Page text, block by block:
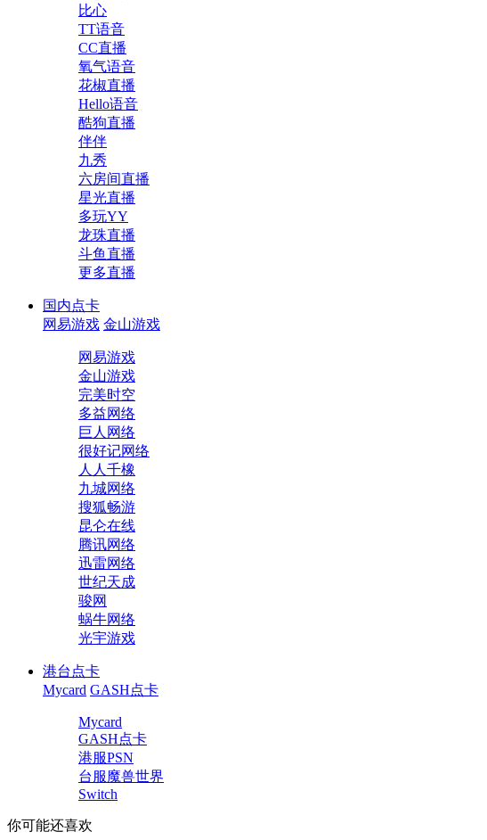
比心
TT语音
CC直播
氧气语音
花椒直播
Hello语音
酷狗直播
伴伴
九秀
六房间直播
星光直播
多玩YY
龙珠直播
斗鱼直播
更多直播
国内点卡
网易游戏 金山游戏
网易游戏
金山游戏
完美时空
多益网络
巨人网络
很好记网络
人人千橡
九城网络
搜狐畅游
昆仑在线
腾讯网络
迅雷网络
世纪天成
骏网
蜗牛网络
光宇游戏
港台点卡
Mycard GASH点卡
Mycard
GASH点卡
港服PSN
台服魔兽世界
Switch
你可能还喜欢